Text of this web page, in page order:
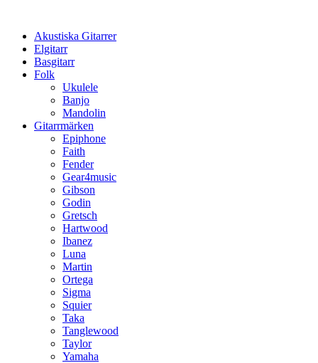
innehållAkustiska Gitarrer
Elgitarr
Basgitarr
Folk
Ukulele
Banjo
Mandolin
Gitarrmärken
Epiphone
Faith
Fender
Gear4music
Gibson
Godin
Gretsch
Hartwood
Ibanez
Luna
Martin
Ortega
Sigma
Squier
Taka
Tanglewood
Taylor
Yamaha